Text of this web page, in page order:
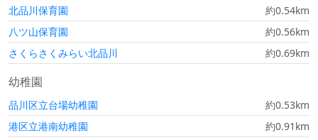
北品川保育園
約0.54km
八ツ山保育園
約0.56km
さくらさくみらい北品川
約0.69km
幼稚園
品川区立台場幼稚園
約0.53km
港区立港南幼稚園
約0.91km